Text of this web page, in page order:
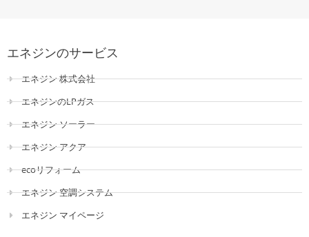
エネジンのサービス
エネジン 株式会社
エネジンのLPガス
エネジン ソーラー
エネジン アクア
ecoリフォーム
エネジン 空調システム
エネジン マイページ